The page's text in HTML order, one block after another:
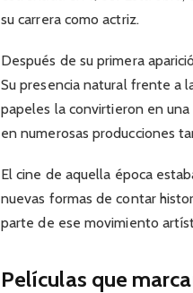
su carrera como actriz.
Después de su primera
Su presencia natural frente a
papeles la convirtieron en
en numerosas producciones
El cine de aquella época
nuevas formas de contar
parte de ese movimiento
Películas que